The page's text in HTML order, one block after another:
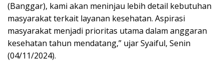
(Banggar), kami akan meninjau lebih detail kebutuhan
masyarakat terkait layanan kesehatan. Aspirasi
masyarakat menjadi prioritas utama dalam anggaran
kesehatan tahun mendatang,” ujar Syaiful, Senin
(04/11/2024).